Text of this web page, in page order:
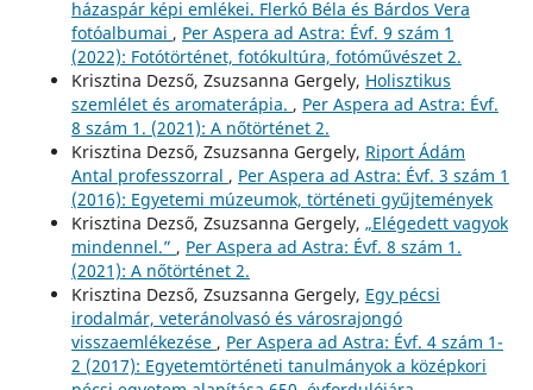
házaspár képi emlékei. Flerkó Béla és Bárdos Vera
fotóalbumai , Per Aspera ad Astra: Évf. 9 szám 1
(2022): Fotótörténet, fotókultúra, fotóművészet 2.
Krisztina Dezső, Zsuzsanna Gergely, Holisztikus
szemlélet és aromaterápia. , Per Aspera ad Astra: Évf.
8 szám 1. (2021): A nőtörténet 2.
Krisztina Dezső, Zsuzsanna Gergely, Riport Ádám
Antal professzorral , Per Aspera ad Astra: Évf. 3 szám 1
(2016): Egyetemi múzeumok, történeti gyűjtemények
Krisztina Dezső, Zsuzsanna Gergely, „Elégedett vagyok
mindennel.” , Per Aspera ad Astra: Évf. 8 szám 1.
(2021): A nőtörténet 2.
Krisztina Dezső, Zsuzsanna Gergely, Egy pécsi
irodalmár, veteránolvasó és városrajongó
visszaemlékezése , Per Aspera ad Astra: Évf. 4 szám 1-
2 (2017): Egyetemtörténeti tanulmányok a középkori